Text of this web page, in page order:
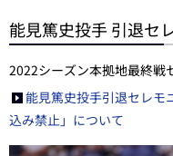
能見篤史投手 引退セ
2022シーズン本拠地最終戦
能見篤史投手引退セレモ
込み禁止」について